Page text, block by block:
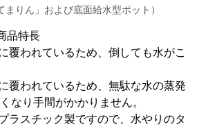
まりん」および底面給水型ポット）
品特長
われているため、倒しても水がこ
われているため、無駄な水の蒸発
なり手間がかかりません。
スチック製ですので、水やりのタ